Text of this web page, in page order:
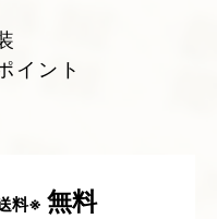
イント
料※ 無料